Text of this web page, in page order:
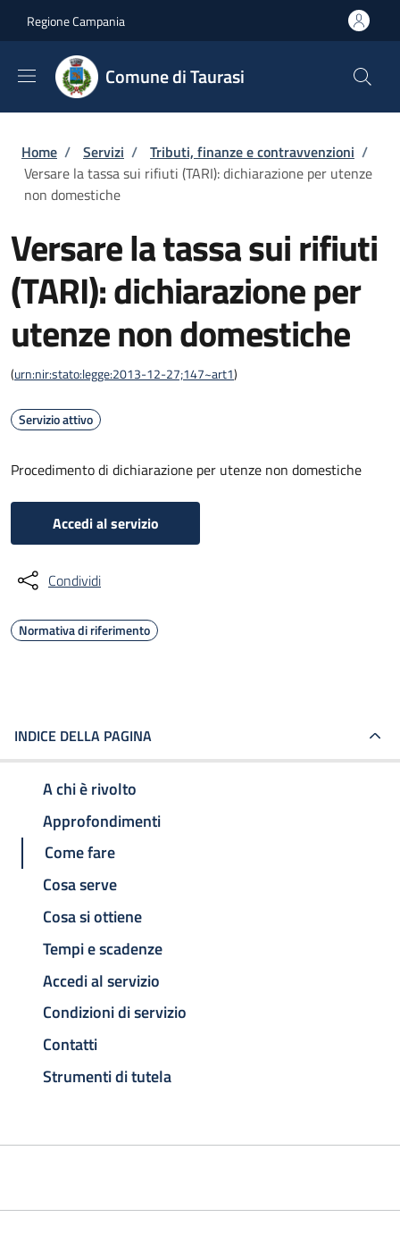
Regione Campania
Comune di Taurasi
Briciole di pane
Home / Servizi / Tributi, finanze e contravvenzioni /
Versare la tassa sui rifiuti (TARI): dichiarazione per utenze
non domestiche
Versare la tassa sui rifiuti
(TARI): dichiarazione per
utenze non domestiche
(urn:nir:stato:legge:2013-12-27;147~art1)
Servizio attivo
Procedimento di dichiarazione per utenze non domestiche
Accedi al servizio
Condividi
Normativa di riferimento
INDICE DELLA PAGINA
A chi è rivolto
Approfondimenti
Come fare
Cosa serve
Cosa si ottiene
Tempi e scadenze
Accedi al servizio
Condizioni di servizio
Contatti
Strumenti di tutela